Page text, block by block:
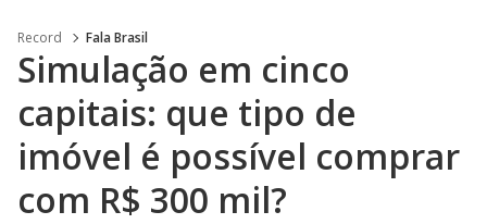
Record Fala Brasil
Simulação em cinco
capitais: que tipo de
imóvel é possível comprar
com R$ 300 mil?